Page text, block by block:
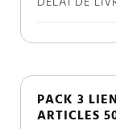
PACK 3
ARTICLES